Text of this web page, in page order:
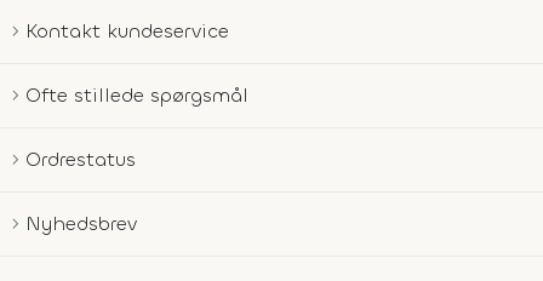
Kontakt kundeservice
Ofte stillede spørgsmål
Ordrestatus
Nyhedsbrev